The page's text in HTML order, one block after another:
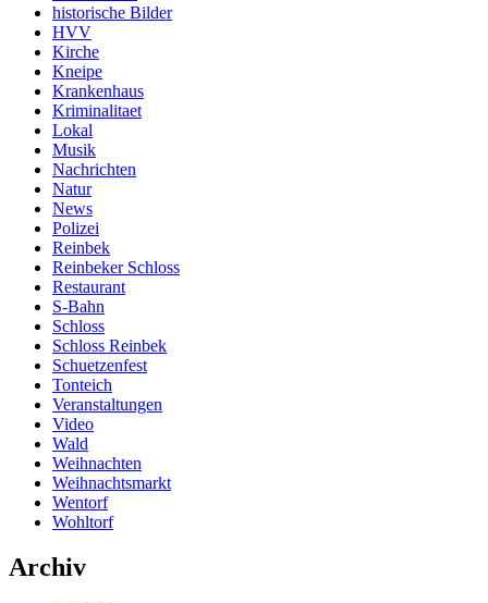
historische Bilder
HVV
Kirche
Kneipe
Krankenhaus
Kriminalitaet
Lokal
Musik
Nachrichten
Natur
News
Polizei
Reinbek
Reinbeker Schloss
Restaurant
S-Bahn
Schloss
Schloss Reinbek
Schuetzenfest
Tonteich
Veranstaltungen
Video
Wald
Weihnachten
Weihnachtsmarkt
Wentorf
Wohltorf
Archiv